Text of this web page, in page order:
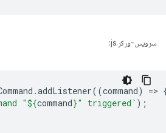
سرویس-ورکر.js:
.addListener((command) =>
"${command}" triggered` );